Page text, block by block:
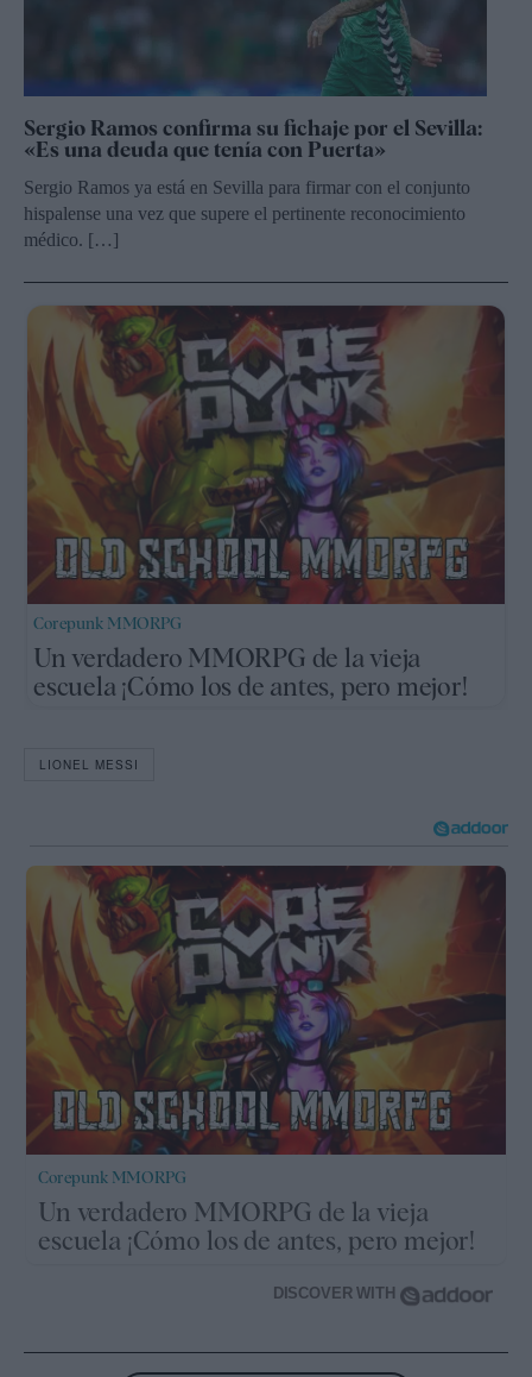
Sergio Ramos confirma su fichaje por el Sevilla:
«Es una deuda que tenía con Puerta»
Sergio Ramos ya está en Sevilla para firmar con el conjunto
hispalense una vez que supere el pertinente reconocimiento
médico. […]
Corepunk MMORPG
Un verdadero MMORPG de la vieja
escuela ¡Cómo los de antes, pero mejor!
LIONEL MESSI
Corepunk MMORPG
Un verdadero MMORPG de la vieja
escuela ¡Cómo los de antes, pero mejor!
DISCOVER WITH